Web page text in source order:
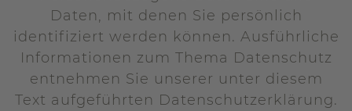
Daten, mit denen Sie persönlich
identifiziert werden können. Ausführliche
Informationen zum Thema Datenschutz
entnehmen Sie unserer unter diesem
Text aufgeführten Datenschutzerklärung.